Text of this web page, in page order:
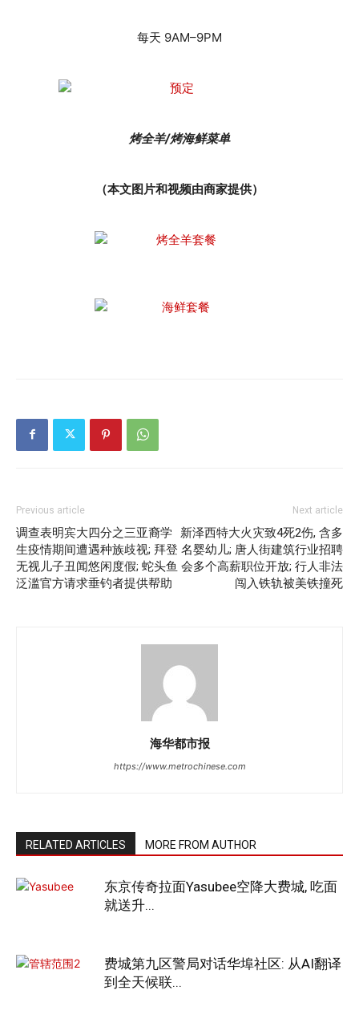
每天 9AM–9PM
烤全羊/烤海鲜菜单
（本文图片和视频由商家提供）
Previous article
调查表明宾大四分之三亚裔学
生疫情期间遭遇种族歧视; 拜登
无视儿子丑闻悠闲度假; 蛇头鱼
泛滥官方请求垂钓者提供帮助
Next article
新泽西特大火灾致4死2伤, 含多
名婴幼儿; 唐人街建筑行业招聘
会多个高薪职位开放; 行人非法
闯入铁轨被美铁撞死
海华都市报
https://www.metrochinese.com
RELATED ARTICLES MORE FROM AUTHOR
东京传奇拉面Yasubee空降大费城, 吃面
就送升...
费城第九区警局对话华埠社区: 从AI翻译
到全天候联...